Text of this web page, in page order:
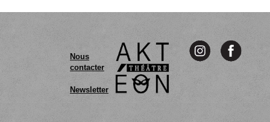
Nous
contacter
Newsletter